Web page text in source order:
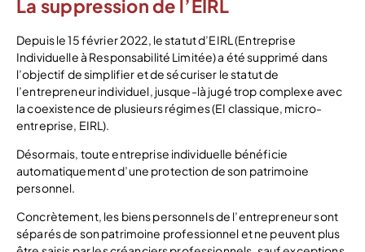
La suppression de l’EIRL
Depuis le 15 février 2022, le statut d’EIRL (Entreprise
Individuelle à Responsabilité Limitée) a été supprimé dans
l’objectif de simplifier et de sécuriser le statut de
l’entrepreneur individuel, jusque-là jugé trop complexe avec
la coexistence de plusieurs régimes (EI classique, micro-
entreprise, EIRL).
Désormais, toute entreprise individuelle bénéficie
automatiquement d’une protection de son patrimoine
personnel.
Concrètement, les biens personnels de l’entrepreneur sont
séparés de son patrimoine professionnel et ne peuvent plus